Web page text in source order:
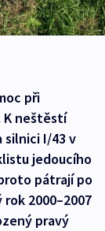
při
K neštěstí
silnici I/43 v
jedoucího
pátrají po
2000–2007
pravý